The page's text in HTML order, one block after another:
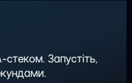
Запустіть,